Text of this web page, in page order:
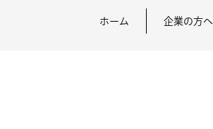
ホーム 企業の方へ